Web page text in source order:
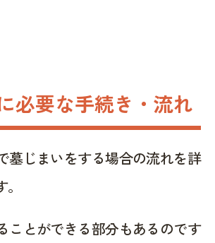
必要な手続き・流れ
墓じまいをする場合の流れを詳
ことができる部分もあるのです